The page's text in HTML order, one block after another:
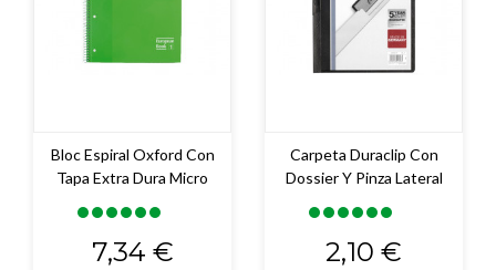
Bloc Espiral Oxford Con
Tapa Extra Dura Micro
Precio
7,34 €
Carpeta Duraclip Con
Dossier Y Pinza Lateral
Precio
2,10 €